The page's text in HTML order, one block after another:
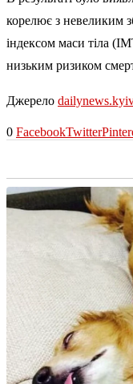
корелює з невеликим
індексом маси тіла
низьким ризиком
Джерело
0 FacebookTwitter